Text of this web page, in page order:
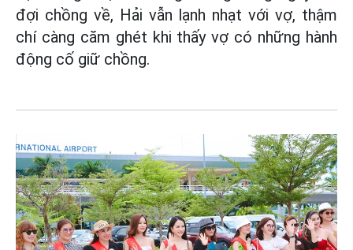
đợi chồng về, Hải vẫn lạnh nhạt với vợ, thậm
chí càng căm ghét khi thấy vợ có những hành
động cố giữ chồng.